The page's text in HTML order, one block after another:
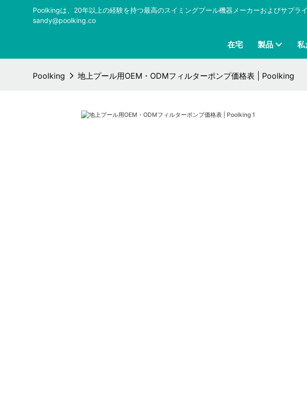
Poolkingは、20年以上の経験を持つ最高のスイミングプール機器メーカーおよびサプラ
sandy@poolking.co
在宅 製品 私
Poolking 地上プール用OEM・ODMフィルターポンプ価格表 | Poolking